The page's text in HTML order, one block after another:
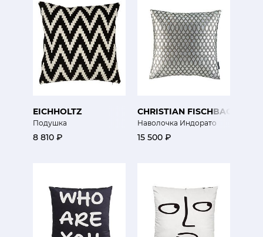
EICHHOLTZ
Подушка
8 810 ₽
CHRISTIAN FISCHBACHER
Наволочка Индорато
15 500 ₽